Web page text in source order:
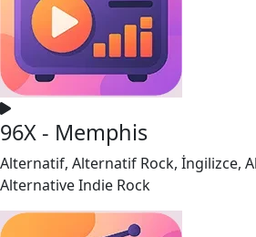
96X - Memphis
Alternatif, Alternatif Rock, İngilizce,
Alternative Indie Rock